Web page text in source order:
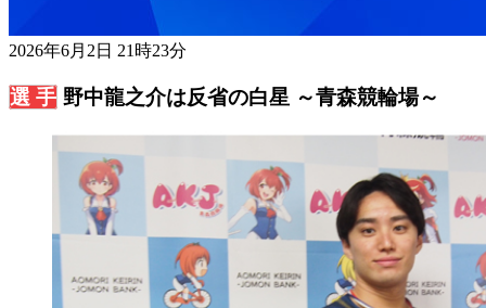
2026年6月2日 21時23分
野中龍之介は反省の白星 ～青森競輪場～